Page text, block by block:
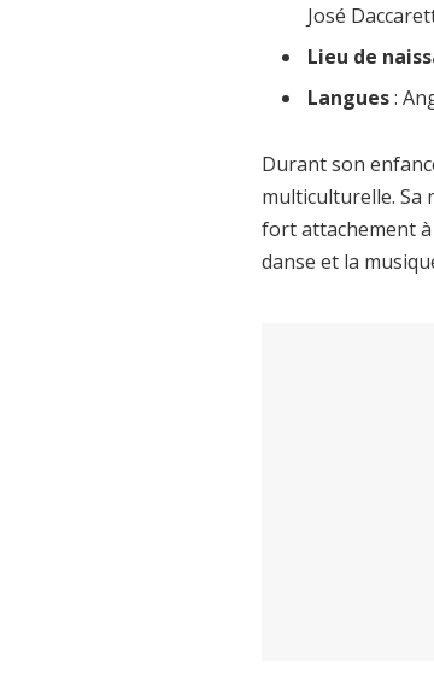
José
Lieu de
Langues:
Durant son
multiculturelle. Sa
fort attachement
danse et la